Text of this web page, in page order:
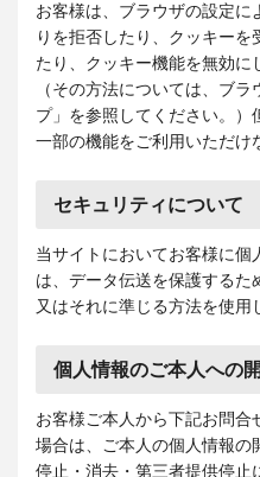
お客様は、ブラウザの設定に
りを拒否したり、クッキー
たり、クッキー機能を無効に
（その方法については、ブ
プ」を参照してください。
一部の機能をご利用いただけ
セキュリティについて
当サイトにおいてお客様に個
は、データ伝送を保護する
又はそれに準じる方法を使用
個人情報のご本人への
お客様ご本人から下記お問合
場合は、ご本人の個人情報の
停止・消去・第三者提供停止